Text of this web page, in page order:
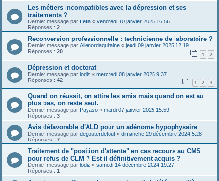
Les métiers incompatibles avec la dépression et ses
traitements ?
Dernier message par Leïla « vendredi 10 janvier 2025 16:56
Réponses : 2
Reconversion professionnelle : technicienne de laboratoire ?
Dernier message par Alienordaquitaine « jeudi 09 janvier 2025 12:19
Réponses : 20 1 2
Dépression et doctorat
Dernier message par lodiz « mercredi 08 janvier 2025 9:37
Réponses : 42 1 2 3
Quand on réussit, on attire les amis mais quand on est au
plus bas, on reste seul.
Dernier message par Payaso « mardi 07 janvier 2025 15:59
Réponses : 3
Avis défavorable d'ALD pour un adénome hypophysaire
Dernier message par degouterdetout « dimanche 29 décembre 2024 5:28
Réponses : 7
Traitement de "position d'attente" en cas recours au CMS
pour refus de CLM ? Est il définitivement acquis ?
Dernier message par lodiz « samedi 14 décembre 2024 19:27
Réponses : 1